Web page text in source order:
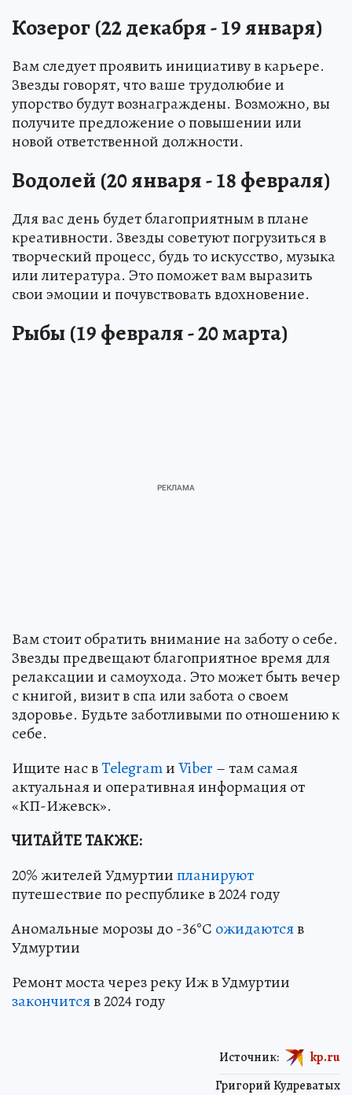
Козерог (22 декабря - 19 января)
Вам следует проявить инициативу в карьере.
Звезды говорят, что ваше трудолюбие и
упорство будут вознаграждены. Возможно, вы
получите предложение о повышении или
новой ответственной должности.
Водолей (20 января - 18 февраля)
Для вас день будет благоприятным в плане
креативности. Звезды советуют погрузиться в
творческий процесс, будь то искусство, музыка
или литература. Это поможет вам выразить
свои эмоции и почувствовать вдохновение.
Рыбы (19 февраля - 20 марта)
Вам стоит обратить внимание на заботу о себе.
Звезды предвещают благоприятное время для
релаксации и самоухода. Это может быть вечер
с книгой, визит в спа или забота о своем
здоровье. Будьте заботливыми по отношению к
себе.
Ищите нас вTelegramиViber – там самая
актуальная и оперативная информация от
«КП-Ижевск».
ЧИТАЙТЕ ТАКЖЕ:
20% жителей Удмуртиипланируют
путешествие по республике в 2024 году
Аномальные морозы до -36°С ожидаютсяв
Удмуртии
Ремонт моста через реку Иж в Удмуртии
закончитсяв 2024 году
Григорий Кудреватых
Источник: kp.ru